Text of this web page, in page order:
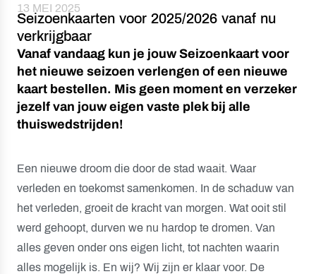
13 MEI 2025
Seizoenkaarten voor 2025/2026 vanaf nu
verkrijgbaar
Vanaf vandaag kun je jouw Seizoenkaart voor
het nieuwe seizoen verlengen of een nieuwe
kaart bestellen. Mis geen moment en verzeker
jezelf van jouw eigen vaste plek bij alle
thuiswedstrijden!
Een nieuwe droom die door de stad waait. Waar
verleden en toekomst samenkomen. In de schaduw van
het verleden, groeit de kracht van morgen. Wat ooit stil
werd gehoopt, durven we nu hardop te dromen. Van
alles geven onder ons eigen licht, tot nachten waarin
alles mogelijk is. En wij? Wij zijn er klaar voor. De